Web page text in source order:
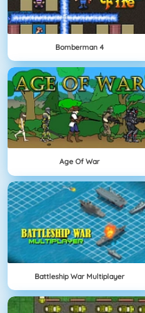
Bomberman 4
Age Of War
Battleship War Multiplayer